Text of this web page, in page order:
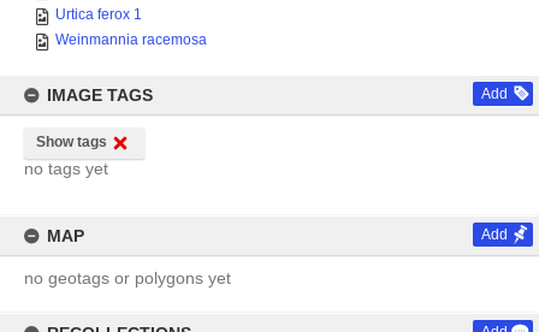
Urtica ferox 1
Weinmannia racemosa
IMAGE TAGS Add
Show tags
no tags yet
MAP Add
no geotags or polygons yet